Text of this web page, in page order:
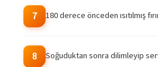
7 180 derece önceden ısıtılmış
8 Soğuduktan sonra dilimleyip